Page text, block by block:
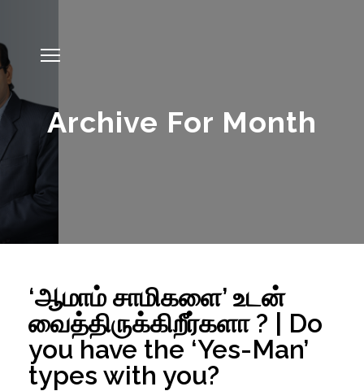
Archive For Month
‘ஆமாம் சாமிகளை’ உடன்
வைத்திருக்கிறீர்களா ? | Do
you have the ‘Yes-Man’
types with you?